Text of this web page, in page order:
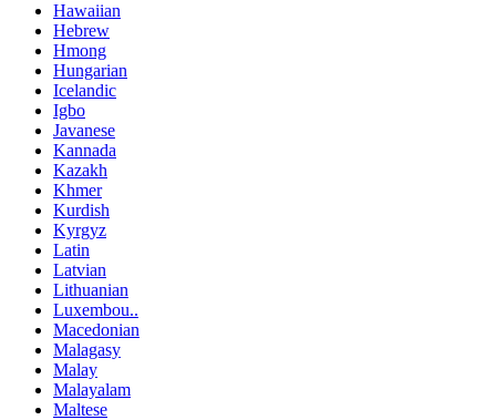
Hawaiian
Hebrew
Hmong
Hungarian
Icelandic
Igbo
Javanese
Kannada
Kazakh
Khmer
Kurdish
Kyrgyz
Latin
Latvian
Lithuanian
Luxembou..
Macedonian
Malagasy
Malay
Malayalam
Maltese